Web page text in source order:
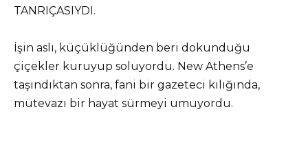
TANRIÇASIYDI.
İşin aslı, küçüklüğünden beri dokunduğu
çiçekler kuruyup soluyordu. New Athens’e
taşındıktan sonra, fani bir gazeteci kılığında,
mütevazı bir hayat sürmeyi umuyordu.